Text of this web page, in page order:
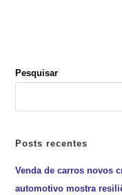
Pesquisar
Posts recentes
Venda de carros novos
automotivo mostra